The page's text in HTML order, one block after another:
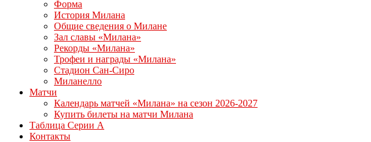
Форма
История Милана
Общие сведения о Милане
Зал славы «Милана»
Рекорды «Милана»
Трофеи и награды «Милана»
Стадион Сан-Сиро
Миланелло
Матчи
Календарь матчей «Милана» на сезон 2026-2027
Купить билеты на матчи Милана
Таблица Серии А
Контакты